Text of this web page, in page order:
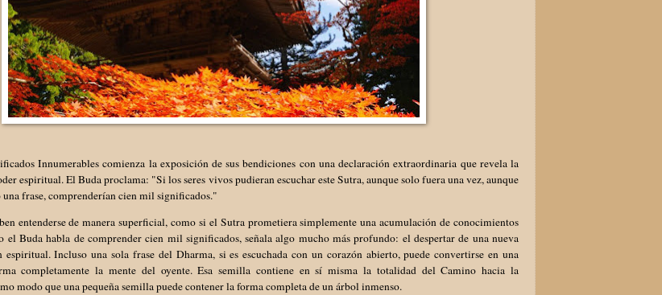
Innumerables comienza la exposición de sus bendiciones con una declaración extraordinaria que revela la
espiritual. El Buda proclama: "Si los seres vivos pudieran escuchar este Sutra, aunque solo fuera una vez, aunque
frase, comprenderían cien mil significados."
entenderse de manera superficial, como si el Sutra prometiera simplemente una acumulación de conocimientos
el Buda habla de comprender cien mil significados, señala algo mucho más profundo: el despertar de una nueva
espiritual. Incluso una sola frase del Dharma, si es escuchada con un corazón abierto, puede convertirse en una
completamente la mente del oyente. Esa semilla contiene en sí misma la totalidad del Camino hacia la
modo que una pequeña semilla puede contener la forma completa de un árbol inmenso.